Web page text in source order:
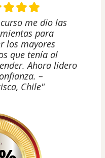
curso me dio las
para
los mayores
que tenía al
Ahora lidero
–
Chile"